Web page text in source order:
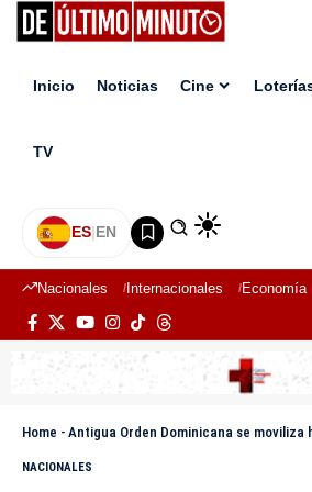
Inicio Noticias Cine
TV
ES|EN
Nacionales Internacionales Economía
Home - Antigua Orden Dominicana se moviliza hacia San Juan
NACIONALES